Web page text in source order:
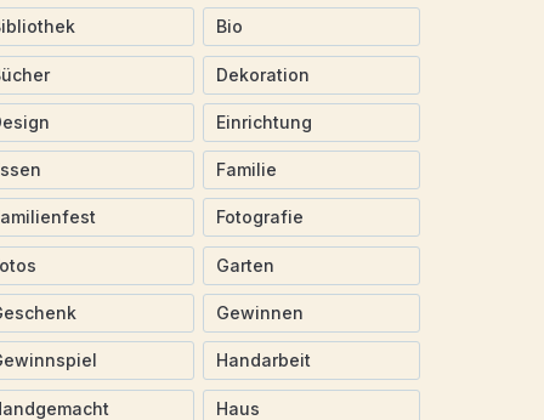
Bio
Dekoration
Einrichtung
Familie
Fotografie
Garten
Gewinnen
Handarbeit
Haus